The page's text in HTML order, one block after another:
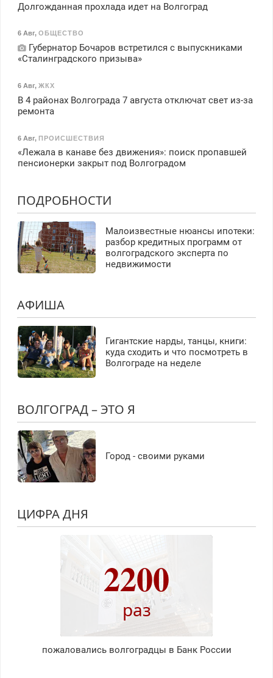
Долгожданная прохлада идет на Волгоград
6 Авг, ОБЩЕСТВО
Губернатор Бочаров встретился с выпускниками
«Сталинградского призыва»
6 Авг, ЖКХ
В 4 районах Волгограда 7 августа отключат свет из-за
ремонта
6 Авг, ПРОИСШЕСТВИЯ
«Лежала в канаве без движения»: поиск пропавшей
пенсионерки закрыт под Волгоградом
ПОДРОБНОСТИ
Малоизвестные нюансы ипотеки:
разбор кредитных программ от
волгоградского эксперта по
недвижимости
АФИША
Гигантские нарды, танцы, книги:
куда сходить и что посмотреть в
Волгограде на неделе
ВОЛГОГРАД – ЭТО Я
Город - своими руками
ЦИФРА ДНЯ
2200
раз
пожаловались волгоградцы в Банк России